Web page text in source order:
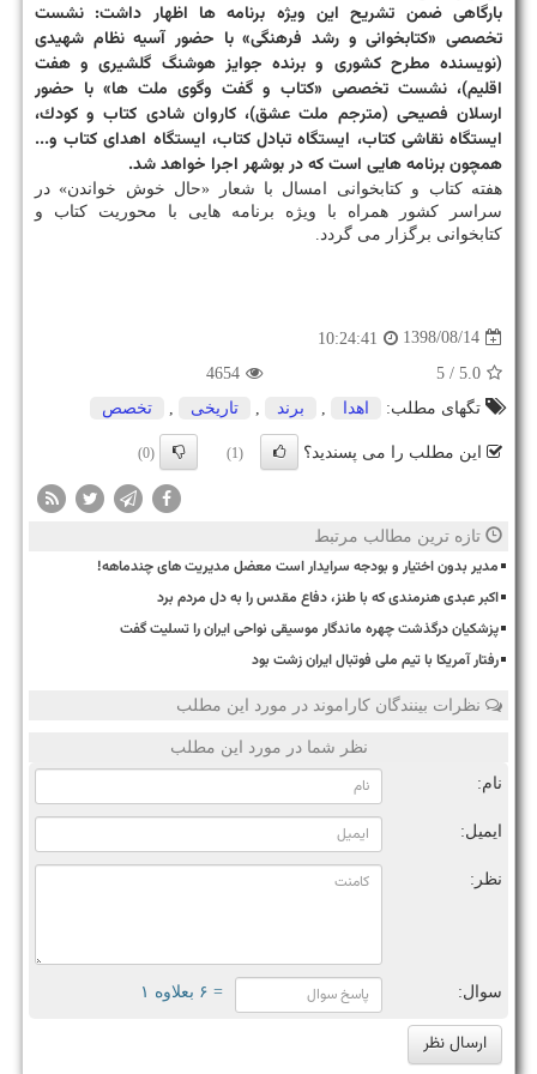
بارگاهی ضمن تشریح این ویژه برنامه ها اظهار داشت: نشست
تخصصی «كتابخوانی و رشد فرهنگی» با حضور آسیه نظام شهیدی
(نویسنده مطرح كشوری و برنده جوایز هوشنگ گلشیری و هفت
اقلیم)، نشست تخصصی «كتاب و گفت وگوی ملت ها» با حضور
ارسلان فصیحی (مترجم ملت عشق)، كاروان شادی كتاب و كودك،
ایستگاه نقاشی كتاب، ایستگاه تبادل كتاب، ایستگاه اهدای كتاب و...
همچون برنامه هایی است كه در بوشهر اجرا خواهد شد.
هفته كتاب و كتابخوانی امسال با شعار «حال خوش خواندن» در
سراسر كشور همراه با ویژه برنامه هایی با محوریت كتاب و
كتابخوانی برگزار می گردد.
1398/08/14
10:24:41
5.0
/ 5
4654
تگهای مطلب:
اهدا , برند , تاریخی , تخصص
این مطلب را می پسندید؟ (1)
(0)
تازه ترین مطالب مرتبط
مدیر بدون اختیار و بودجه سرایدار است معضل مدیریت های چندماهه!
اکبر عبدی هنرمندی که با طنز، دفاع مقدس را به دل مردم برد
پزشکیان درگذشت چهره ماندگار موسیقی نواحی ایران را تسلیت گفت
رفتار آمریکا با تیم ملی فوتبال ایران زشت بود
نظرات بینندگان کاراموند در مورد این مطلب
نظر شما در مورد این مطلب
نام:
ایمیل:
نظر:
سوال: = ۶ بعلاوه ۱